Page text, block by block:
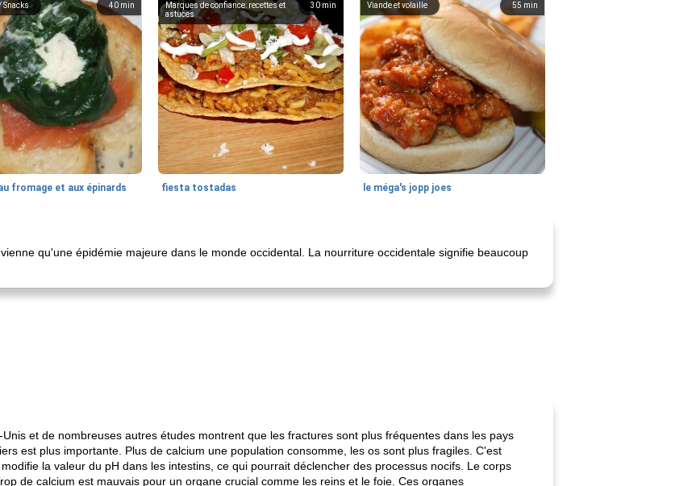
40 min
Snacks
fromage et aux épinards
30 min
Marques de confiance: recettes et
astuces
fiesta tostadas
55 min
Viande et volaille
le méga's jopp joes
qu'une épidémie majeure dans le monde occidental. La nourriture occidentale signifie beaucoup
et de nombreuses autres études montrent que les fractures sont plus fréquentes dans les pays
est plus importante. Plus de calcium une population consomme, les os sont plus fragiles. C'est
la valeur du pH dans les intestins, ce qui pourrait déclencher des processus nocifs. Le corps
de calcium est mauvais pour un organe crucial comme les reins et le foie. Ces organes